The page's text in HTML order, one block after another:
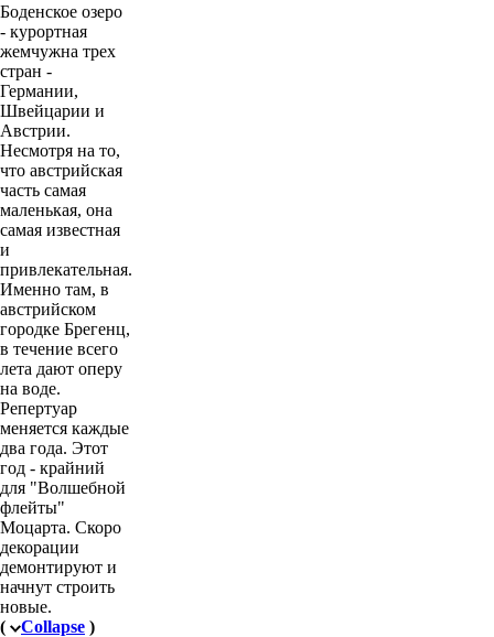
Боденское озеро
- курортная
жемчужна трех
стран -
Германии,
Швейцарии и
Австрии.
Несмотря на то,
что австрийская
часть самая
маленькая, она
самая известная
и
привлекательная.
Именно там, в
австрийском
городке Брегенц,
в течение всего
лета дают оперу
на воде.
Репертуар
меняется каждые
два года. Этот
год - крайний
для "Волшебной
флейты"
Моцарта. Скоро
декорации
демонтируют и
начнут строить
новые.
(
Collapse )